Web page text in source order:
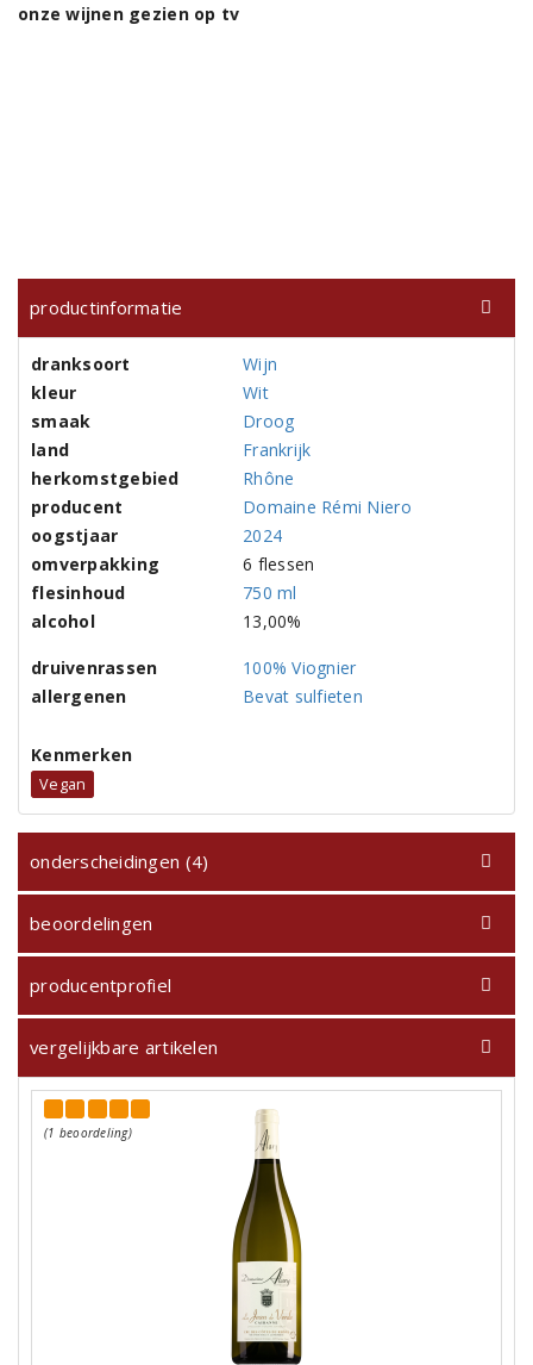
onze wijnen gezien op tv
productinformatie
dranksoort
Wijn
kleur
Wit
smaak
Droog
land
Frankrijk
herkomstgebied
Rhône
producent
Domaine Rémi Niero
oogstjaar
2024
omverpakking
6 flessen
flesinhoud
750 ml
alcohol
13,00%
druivenrassen
100% Viognier
allergenen
Bevat sulfieten
Kenmerken
Vegan
onderscheidingen (4)
beoordelingen
producentprofiel
vergelijkbare artikelen
(1 beoordeling)